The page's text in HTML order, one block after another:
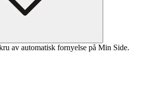
av automatisk fornyelse på Min Side.